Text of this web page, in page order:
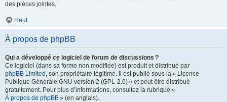
des pièces jointes.
Haut
À propos de phpBB
Qui a développé ce logiciel de forum de discussions ?
Ce logiciel (dans sa forme non modifiée) est produit et distribué par
phpBB Limited , son propriétaire légitime. Il est publié sous la « Licence
Publique Générale GNU version 2 (GPL-2.0) » et peut être distribué
gratuitement. Pour plus d’informations, consultez la rubrique «
À propos de phpBB» (en anglais).